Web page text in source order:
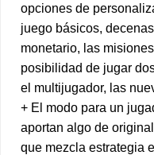
opciones de
juego básicos,
monetario, las
posibilidad de jugar
el multijugador, las
+ El modo para un
aportan algo de
que mezcla estrategia